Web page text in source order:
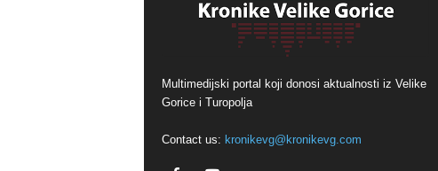
Multimedijski portal koji donosi aktualnosti iz Velike
Gorice i Turopolja
Contact us: kronikevg@kronikevg.com